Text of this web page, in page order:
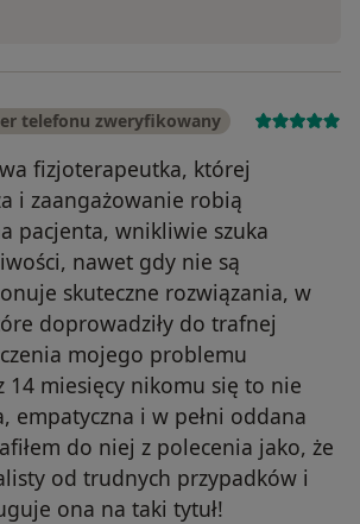
telefonu zweryfikowany
fizjoterapeutka, której
i zaangażowanie robią
pacjenta, wnikliwie szuka
nawet gdy nie są
skuteczne rozwiązania, w
doprowadziły do trafnej
mojego problemu
14 miesięcy nikomu się to nie
empatyczna i w pełni oddana
do niej z polecenia jako, że
od trudnych przypadków i
ona na taki tytuł!